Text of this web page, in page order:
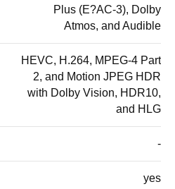
Plus (E?AC-3), Dolby
Atmos, and Audible
HEVC, H.264, MPEG-4 Part
2, and Motion JPEG HDR
with Dolby Vision, HDR10,
and HLG
-
yes